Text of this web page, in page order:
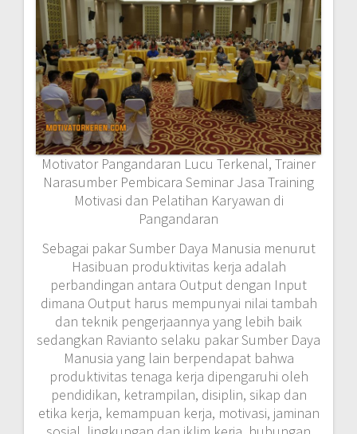
Motivator Pangandaran Lucu Terkenal, Trainer
Narasumber Pembicara Seminar Jasa Training
Motivasi dan Pelatihan Karyawan di
Pangandaran
Sebagai pakar Sumber Daya Manusia menurut
Hasibuan produktivitas kerja adalah
perbandingan antara Output dengan Input
dimana Output harus mempunyai nilai tambah
dan teknik pengerjaannya yang lebih baik
sedangkan Ravianto selaku pakar Sumber Daya
Manusia yang lain berpendapat bahwa
produktivitas tenaga kerja dipengaruhi oleh
pendidikan, ketrampilan, disiplin, sikap dan
etika kerja, kemampuan kerja, motivasi, jaminan